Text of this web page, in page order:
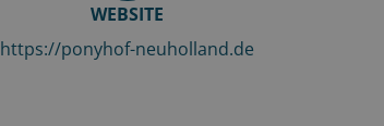
WEBSITE
https://ponyhof-neuholland.de